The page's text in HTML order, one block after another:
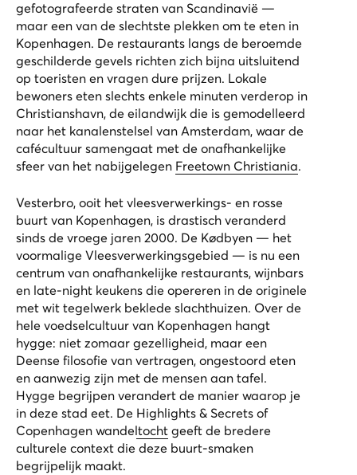
gefotografeerde straten van Scandinavië —
maar een van de slechtste plekken om te eten in
Kopenhagen. De restaurants langs de beroemde
geschilderde gevels richten zich bijna uitsluitend
op toeristen en vragen dure prijzen. Lokale
bewoners eten slechts enkele minuten verderop in
Christianshavn, de eilandwijk die is gemodelleerd
naar het kanalenstelsel van Amsterdam, waar de
cafécultuur samengaat met de onafhankelijke
sfeer van het nabijgelegen Freetown Christiania.
Vesterbro, ooit het vleesverwerkings- en rosse
buurt van Kopenhagen, is drastisch veranderd
sinds de vroege jaren 2000. De Kødbyen — het
voormalige Vleesverwerkingsgebied — is nu een
centrum van onafhankelijke restaurants, wijnbars
en late-night keukens die opereren in de originele
met wit tegelwerk beklede slachthuizen. Over de
hele voedselcultuur van Kopenhagen hangt
hygge: niet zomaar gezelligheid, maar een
Deense filosofie van vertragen, ongestoord eten
en aanwezig zijn met de mensen aan tafel.
Hygge begrijpen verandert de manier waarop je
in deze stad eet. De Highlights & Secrets of
Copenhagen wandeltocht geeft de bredere
culturele context die deze buurt-smaken
begrijpelijk maakt.